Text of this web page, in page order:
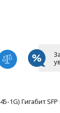
1G) Гигабит